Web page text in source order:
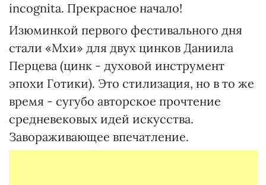
incognita. Прекрасное начало!
Изюминкой первого фестивального дня
стали «Мхи» для двух цинков Даниила
Перцева (цинк - духовой инструмент
эпохи Готики). Это стилизация, но в то же
время - сугубо авторское прочтение
средневековых идей искусства.
Завораживающее впечатление.